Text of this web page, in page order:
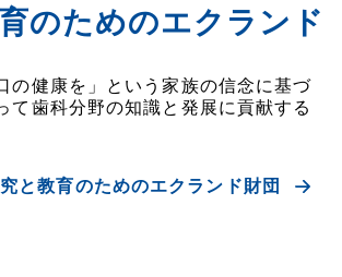
のためのエクランド
の健康を」という家族の信念に基づ
て歯科分野の知識と発展に貢献する
と教育のためのエクランド財団